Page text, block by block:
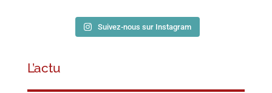
Suivez-nous sur Instagram
L’actu